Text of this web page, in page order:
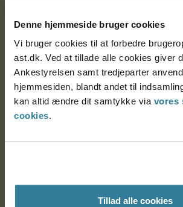
Denne hjemmeside bruger cookies
Vi bruger cookies til at forbedre
ast.dk. Ved at tillade alle cookies giver
Ankestyrelsen samt tredjeparter
hjemmesiden, blandt andet til
kan altid ændre dit samtykke via vores
cookies.
Tillad alle cookies
Ankestyrelsen København
EAN: 57 98 000 35 48 21
CVR: 1007 4002
Blanketter og kontaktformularer